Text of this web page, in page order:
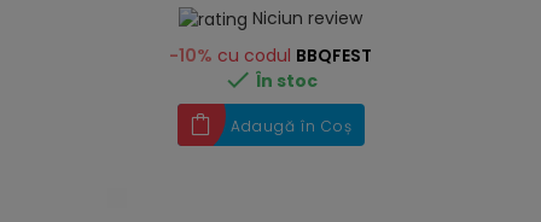
Niciun review
-10% cu codul BBQFEST
 În stoc
Adaugă în Coș